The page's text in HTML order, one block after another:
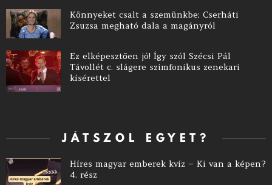
Könnyeket csalt a szemünkbe: Cserháti
Zsuzsa megható dala a magányról
Ez elképesztően jó! Így szól Szécsi Pál
Távollét c. slágere szimfonikus zenekari
kísérettel
JÁTSZOL EGYET?
Híres magyar emberek kvíz – Ki van a képen?
4. rész